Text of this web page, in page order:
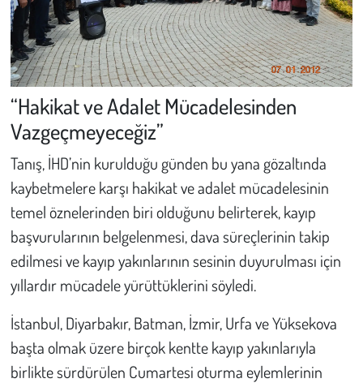
“Hakikat ve Adalet Mücadelesinden
Vazgeçmeyeceğiz”
Tanış, İHD’nin kurulduğu günden bu yana gözaltında
kaybetmelere karşı hakikat ve adalet mücadelesinin
temel öznelerinden biri olduğunu belirterek, kayıp
başvurularının belgelenmesi, dava süreçlerinin takip
edilmesi ve kayıp yakınlarının sesinin duyurulması için
yıllardır mücadele yürüttüklerini söyledi.
İstanbul, Diyarbakır, Batman, İzmir, Urfa ve Yüksekova
başta olmak üzere birçok kentte kayıp yakınlarıyla
birlikte sürdürülen Cumartesi oturma eylemlerinin